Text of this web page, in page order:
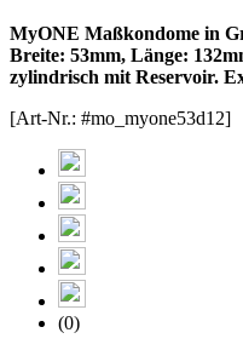
MyONE Maßkondome in
Breite: 53mm, Länge:
zylindrisch mit Reservoir.
[Art-Nr.: #mo_myone53d12]
(0)